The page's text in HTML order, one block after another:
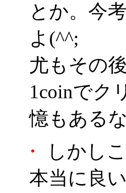
とか。今
よ(^^;
尤もその
1coinでク
憶もある
・
しかし
本当に良